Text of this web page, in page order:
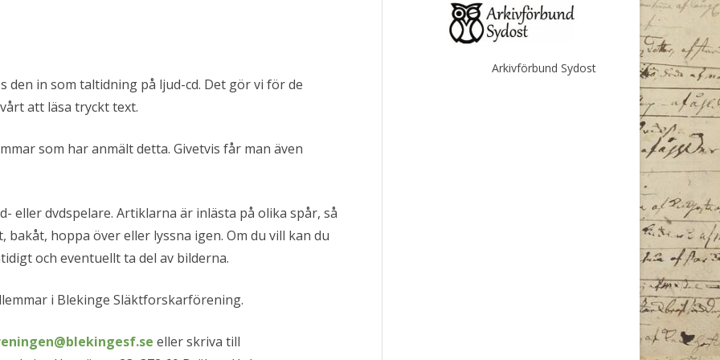
den in som taltidning på ljud-cd. Det gör vi för de
att läsa tryckt text.
som har anmält detta. Givetvis får man även
eller dvdspelare. Artiklarna är inlästa på olika spår, så
hoppa över eller lyssna igen. Om du vill kan du
och eventuellt ta del av bilderna.
i Blekinge Släktforskarförening.
eller skriva till
Arkivförbund Sydost